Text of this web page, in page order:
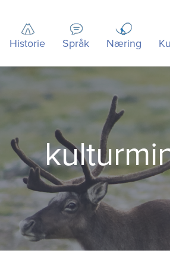
Historie Språk Næring